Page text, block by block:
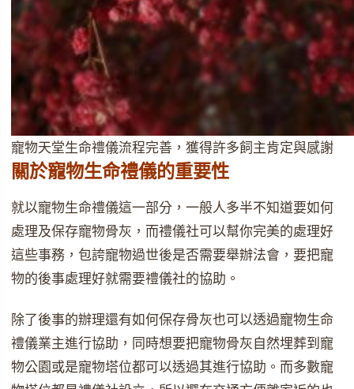
寵物天堂生命禮儀流程完善，獲得許多飼主肯定與感謝
關於寵物生命禮儀的重要性
就以寵物生命禮儀這一部分，一般人多半不知道要如何
處理及保存寵物骨灰，而禮儀社可以幫你完美的處理好
這些事務，包誇寵物過世後是否需要舉辦法會，要把寵
物的後事處理好就需要禮儀社的協助。
除了後事的辦理還有如何保存骨灰也可以透過寵物生命
禮儀業主進行協助，同時想要把寵物骨灰自然埋葬到寵
物公園或是寵物塔位都可以透過其進行協助。而多數寵